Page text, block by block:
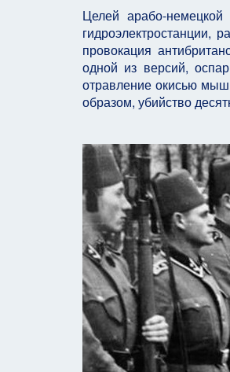
Целей арабо-
провокация
одной из версий,
отравление окисью
образом, убийство